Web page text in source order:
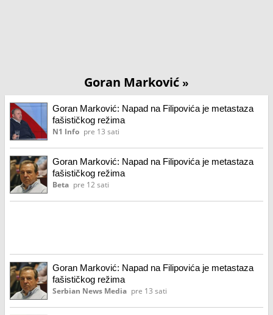
Goran Marković »
Goran Marković: Napad na Filipovića je metastaza
fašističkog režima
N1 Info pre 13 sati
Goran Marković: Napad na Filipovića je metastaza
fašističkog režima
Beta pre 12 sati
Goran Marković: Napad na Filipovića je metastaza
fašističkog režima
Serbian News Media pre 13 sati